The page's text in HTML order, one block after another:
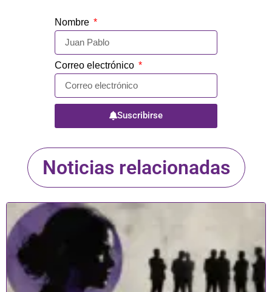
Nombre
Correo electrónico
Suscribirse
Noticias relacionadas